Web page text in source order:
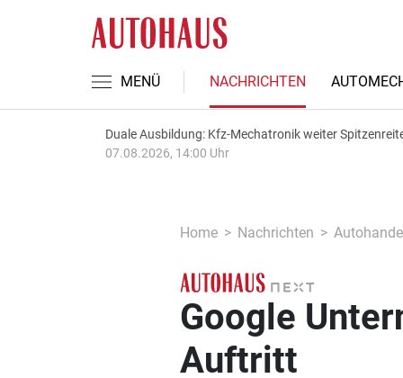
MENÜ NACHRICHTEN
Duale Ausbildung: Kfz-Mechatronik weiter
07.08.2026, 14:00 Uhr
Home Nachrichten
Google
Auftritt